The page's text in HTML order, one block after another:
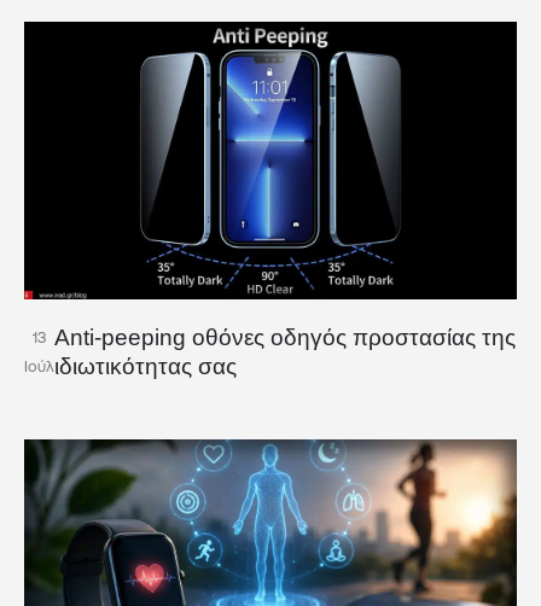
13
Ιούλ
Anti-peeping οθόνες οδηγός προστασίας της
ιδιωτικότητας σας